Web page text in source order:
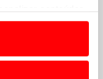
e/ou serviços.